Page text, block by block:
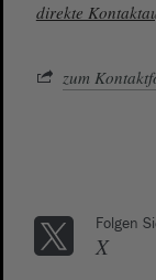
direkte
zum
Folgen
X